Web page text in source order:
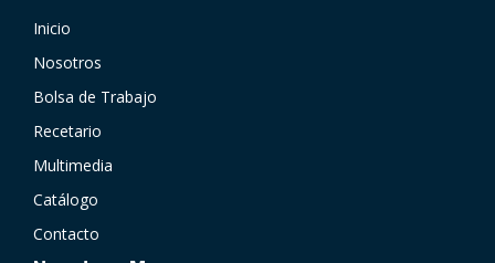
Inicio
Nosotros
Bolsa de Trabajo
Recetario
Multimedia
Catálogo
Contacto